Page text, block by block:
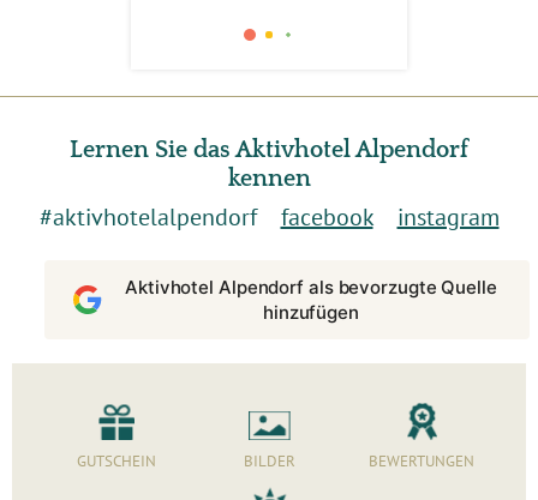
Lernen Sie das Aktivhotel Alpendorf
kennen
#aktivhotelalpendorf facebook instagram
Aktivhotel Alpendorf als bevorzugte Quelle
hinzufügen
GUTSCHEIN BILDER BEWERTUNGEN